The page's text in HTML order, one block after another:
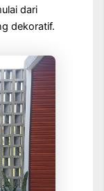
dari
dekoratif.